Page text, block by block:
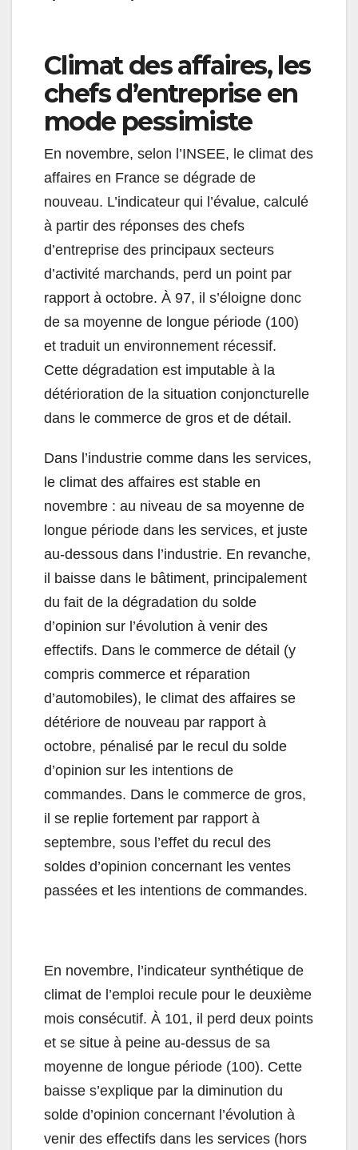
Climat des affaires, les
chefs d’entreprise en
mode pessimiste
En novembre, selon l’INSEE, le climat des
affaires en France se dégrade de
nouveau. L’indicateur qui l’évalue, calculé
à partir des réponses des chefs
d’entreprise des principaux secteurs
d’activité marchands, perd un point par
rapport à octobre. À 97, il s’éloigne donc
de sa moyenne de longue période (100)
et traduit un environnement récessif.
Cette dégradation est imputable à la
détérioration de la situation conjoncturelle
dans le commerce de gros et de détail.
Dans l’industrie comme dans les services,
le climat des affaires est stable en
novembre : au niveau de sa moyenne de
longue période dans les services, et juste
au-dessous dans l’industrie. En revanche,
il baisse dans le bâtiment, principalement
du fait de la dégradation du solde
d’opinion sur l’évolution à venir des
effectifs. Dans le commerce de détail (y
compris commerce et réparation
d’automobiles), le climat des affaires se
détériore de nouveau par rapport à
octobre, pénalisé par le recul du solde
d’opinion sur les intentions de
commandes. Dans le commerce de gros,
il se replie fortement par rapport à
septembre, sous l’effet du recul des
soldes d’opinion concernant les ventes
passées et les intentions de commandes.
En novembre, l’indicateur synthétique de
climat de l’emploi recule pour le deuxième
mois consécutif. À 101, il perd deux points
et se situe à peine au-dessus de sa
moyenne de longue période (100). Cette
baisse s’explique par la diminution du
solde d’opinion concernant l’évolution à
venir des effectifs dans les services (hors